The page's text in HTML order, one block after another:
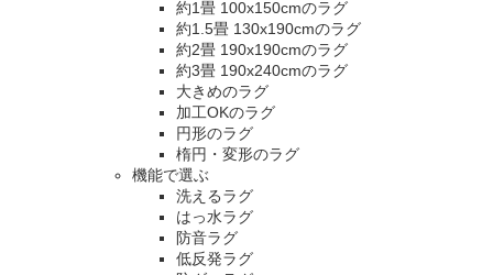
約1畳 100x150cmのラグ
約1.5畳 130x190cmのラグ
約2畳 190x190cmのラグ
約3畳 190x240cmのラグ
大きめのラグ
加工OKのラグ
円形のラグ
楕円・変形のラグ
機能で選ぶ
洗えるラグ
はっ水ラグ
防音ラグ
低反発ラグ